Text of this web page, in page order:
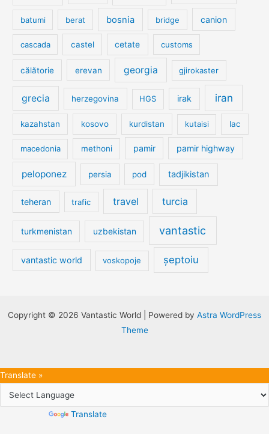
batumi berat bosnia bridge canion
cascada castel cetate customs
călătorie erevan georgia gjirokaster
grecia herzegovina HGS irak iran
kazahstan kosovo kurdistan kutaisi lac
macedonia methoni pamir pamir highway
peloponez persia pod tadjikistan
teheran trafic travel turcia
turkmenistan uzbekistan vantastic
vantastic world voskopoje șeptoiu
Copyright © 2026 Vantastic World | Powered by Astra WordPress
Theme
Translate »
Translate